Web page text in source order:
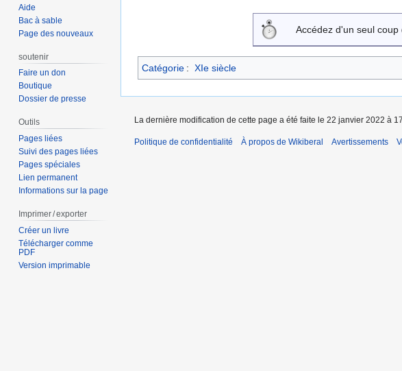
Accédez d'un seul coup
Catégorie : XIe siècle
Aide
Bac à sable
Page des nouveaux
soutenir
Faire un don
Boutique
Dossier de presse
Outils
Pages liées
Suivi des pages liées
Pages spéciales
Lien permanent
Informations sur la page
Imprimer / exporter
Créer un livre
Télécharger comme
PDF
Version imprimable
La dernière modification de cette page a été faite le 22 janvier 2022 à
Politique de confidentialité À propos de Wikiberal Avertissements